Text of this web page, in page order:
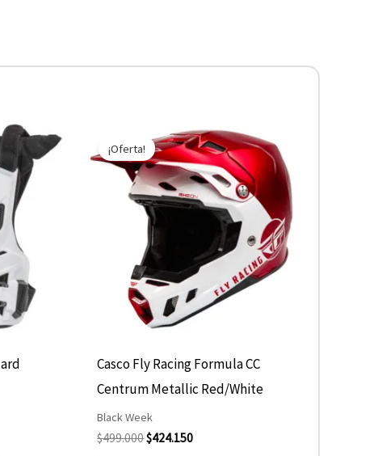
¡Oferta!
Casco Fly Racing Formula CC
Centrum Metallic Red/White
Black Week
$499.000
precio
original
era:
$499.000.
$424.150
precio
actual
es:
$424.150.
producto
tiene
múltiples
variantes.
Las
opciones